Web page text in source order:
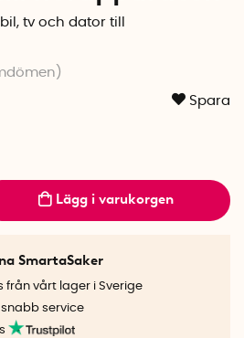
tv och dator till
)
Spara
Lägg i varukorgen
SmartaSaker
från vårt lager i Sverige
service